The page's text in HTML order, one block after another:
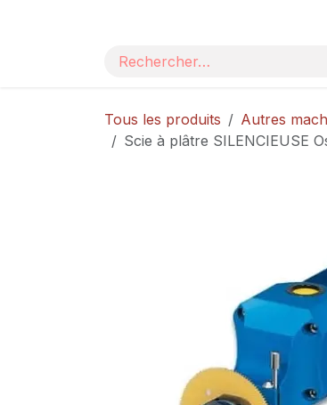
Tous les produits
Autres
Scie à plâtre SILENCIEUSE